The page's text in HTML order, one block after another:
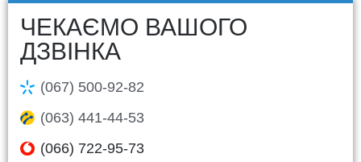
ЧЕКАЄМО ВАШОГО
ДЗВІНКА
(067) 500-92-82
(063) 441-44-53
(066) 722-95-73